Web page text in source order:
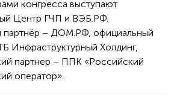
конгресса выступают
Центр ГЧП и ВЭБ.РФ.
партнёр – ДОМ.РФ, официальный
Инфраструктурный Холдинг,
партнер – ППК «Российский
оператор».